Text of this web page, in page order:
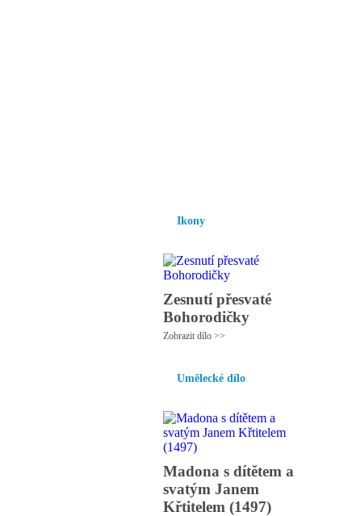
Ikony
Zesnutí přesvaté
Bohorodičky
Zobrazit dílo >>
Umělecké dílo
Madona s dítětem a
svatým Janem
Křtitelem (1497)